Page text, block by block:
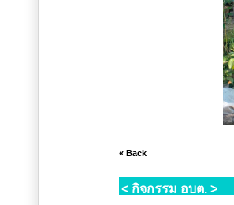
« Back
< กิจกรรม อบต. >